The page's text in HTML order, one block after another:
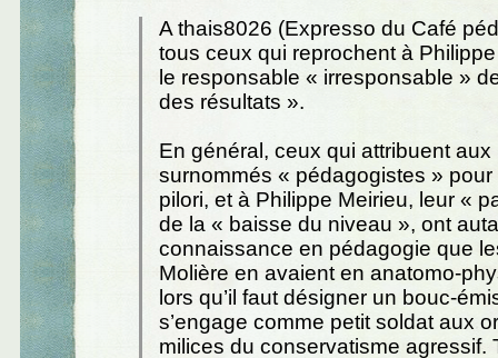
A thais8026 (Expresso du Café
tous ceux qui reprochent à Philippe
le responsable « irresponsable »
des résultats ».
En général, ceux qui attribuent
surnommés « pédagogistes »
pilori, et à Philippe Meirieu, leur «
de la « baisse du niveau », ont
connaissance en pédagogie que
Molière en avaient en anatomo-
lors qu’il faut désigner un bouc-
s’engage comme petit soldat aux
milices du conservatisme agressif.